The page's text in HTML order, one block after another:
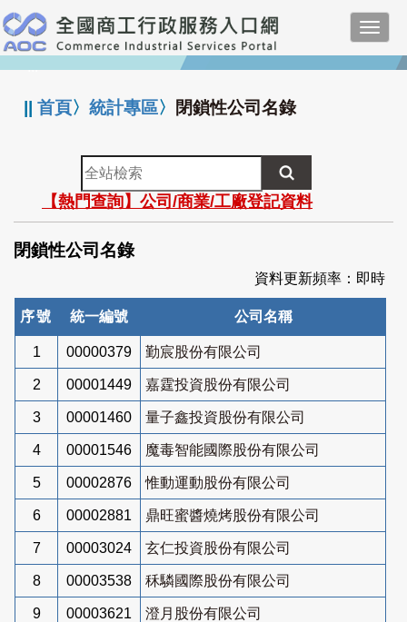
跳
到
主
要
:::
||首頁〉統計專區〉 閉鎖性公司名錄
全
站
檢
索
【熱門查詢】公司/商業/工廠登記資料
閉鎖性公司名錄
資料更新頻率：即時
序號 統一編號 公司名稱
1 00000379 勤宸股份有限公司
2 00001449 嘉霆投資股份有限公司
3 00001460 量子鑫投資股份有限公司
4 00001546 魔毒智能國際股份有限公司
5 00002876 惟動運動股份有限公司
6 00002881 鼎旺蜜醬燒烤股份有限公司
7 00003024 玄仁投資股份有限公司
8 00003538 秝驎國際股份有限公司
9 00003621 澄月股份有限公司